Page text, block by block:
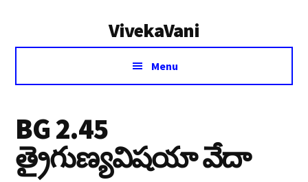
VivekaVani
Voice
Vivekananda
Menu
BG 2.45
త్రైగుణ్యవిషయా వేదా